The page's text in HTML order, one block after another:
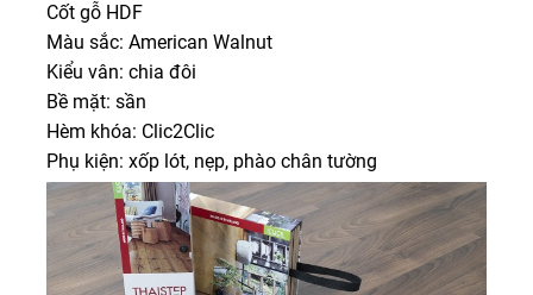
Cốt gỗ HDF
Màu sắc: American Walnut
Kiểu vân: chia đôi
Bề mặt: sần
Hèm khóa: Clic2Clic
Phụ kiện: xốp lót, nẹp, phào chân tường